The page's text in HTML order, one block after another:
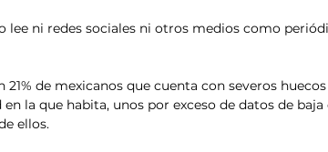
lee ni redes sociales ni otros medios como
21% de mexicanos que cuenta con severos
la que habita, unos por exceso de datos de baja
ellos.